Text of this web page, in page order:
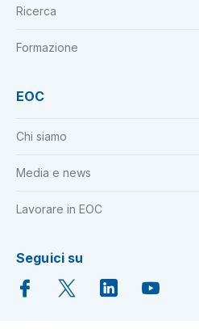
Ricerca
Formazione
EOC
Chi siamo
Media e news
Lavorare in EOC
Seguici su